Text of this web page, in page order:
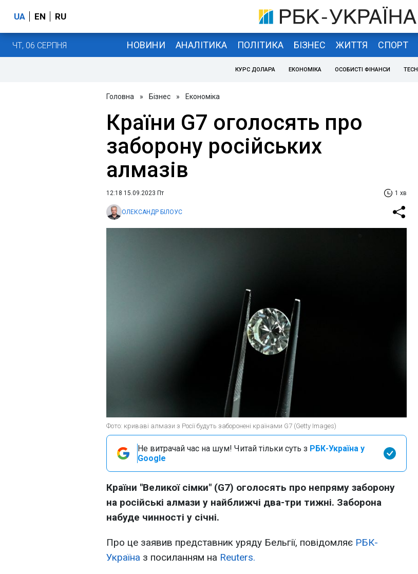
UA EN RU
ЧТ, 06 СЕРПНЯ НОВИНИ АНАЛІТИКА ПОЛІТИКА БІЗНЕС ЖИТТЯ СПОРТ
КУРС ДОЛАРА ЕКОНОМІКА ОСОБИСТІ ФІНАНСИ TECH
Головна » Бізнес » Економіка
Країни G7 оголосять про
заборону російських
алмазів
12:18 15.09.2023 Пт 1 хв
ОЛЕКСАНДР БІЛОУС
Фото: криваві алмази з Росії будуть заборонені країнами G7 (Getty Images)
Не витрачай час на шум! Читай тільки суть з РБК-Україна у
Google
Країни "Великої сімки" (G7) оголосять про непряму заборону
на російські алмази у найближчі два-три тижні. Заборона
набуде чинності у січні.
Про це заявив представник уряду Бельгії, повідомляє РБК-
Україна з посиланням на Reuters.